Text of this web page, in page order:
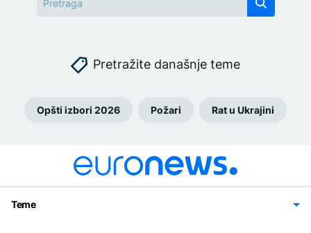
Pretražite današnje teme
Opšti izbori 2026 Požari Rat u Ukrajini
Teme